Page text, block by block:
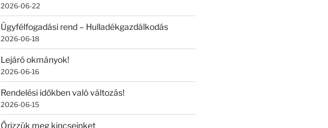
2026-06-22
Ügyfélfogadási rend – Hulladékgazdálkodás
2026-06-18
Lejáró okmányok!
2026-06-16
Rendelési időkben való változás!
2026-06-15
Őrizzük meg kincseinket